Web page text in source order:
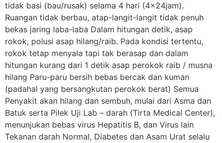
tidak basi (bau/rusak) selama 4 hari (4x24jam).
Ruangan tidak berbau, atap-langit-langit tidak penuh
bekas jaring laba-laba Dalam hitungan detik, asap
rokok, polusi asap hilang/raib. Pada kondisi tertentu,
rokok tetap menyala tapi tak berasap dan dalam
hitungan kurang dari 1 detik asap perokok raib / musna
hilang Paru-paru bersih bebas bercak dan kuman
(padahal yang bersangkutan perokok berat) Semua
Penyakit akan hilang dan sembuh, mulai dari Asma dan
Batuk serta Pilek Uji Lab – darah (Tirta Medical Center),
menunjukan bebas virus Hepatitis B, dan Virus lain
Tekanan darah Normal, Diabetes dan Asam Urat selalu